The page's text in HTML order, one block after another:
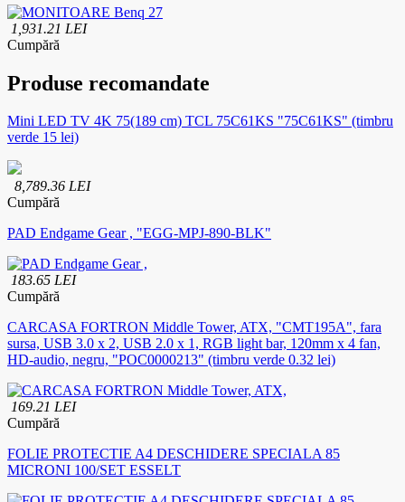
1,931.21 LEI
Cumpără
Produse recomandate
Mini LED TV 4K 75(189 cm) TCL 75C61KS "75C61KS" (timbru
verde 15 lei)
8,789.36 LEI
Cumpără
PAD Endgame Gear , "EGG-MPJ-890-BLK"
183.65 LEI
Cumpără
CARCASA FORTRON Middle Tower, ATX, "CMT195A", fara
sursa, USB 3.0 x 2, USB 2.0 x 1, RGB light bar, 120mm x 4 fan,
HD-audio, negru, "POC0000213" (timbru verde 0.32 lei)
169.21 LEI
Cumpără
FOLIE PROTECTIE A4 DESCHIDERE SPECIALA 85
MICRONI 100/SET ESSELT